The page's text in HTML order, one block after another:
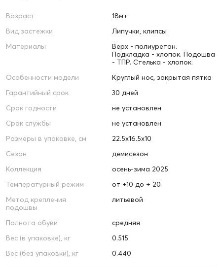
Возраст
18м+
Вид застежки
Липучки, клипсы
Материалы
Верх - полиуретан.
Подкладка - хлопок. Подошва
- ТПР. Стелька - хлопок.
Особенности модели
Круглый нос, закрытая пятка
Гарантийный срок
30 дней
Срок годности
не установлен
Срок службы
не установлен
Размеры в упаковке, см
22.5х16.5х10
Сезон
демисезон
Коллекция
осень-зима 2025
Температурный режим
от +10 до + 20
Метод крепления
подошвы
литьевой
Полнота обуви
средняя
Вес (в упаковке), кг
0.515
Вес (без упаковки), кг
0.440